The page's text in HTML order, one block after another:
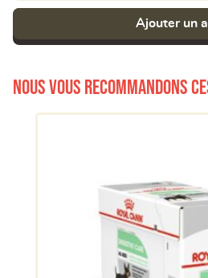
Ajouter un
Nous vous recommandons